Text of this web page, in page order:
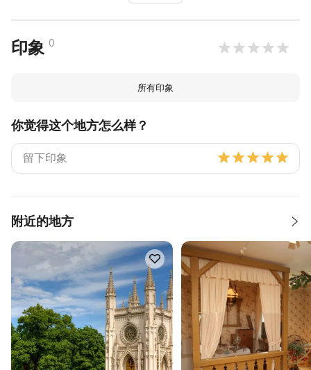
印象 0
所有印象
你觉得这个地方怎么样？
附近的地方